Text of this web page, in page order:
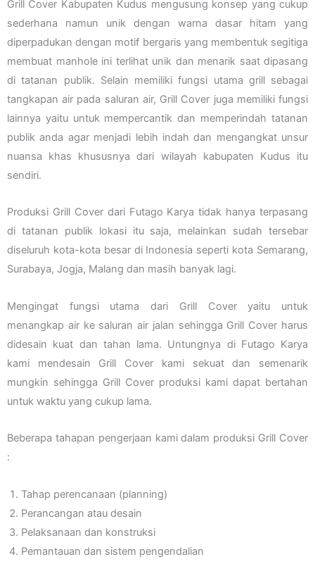
Grill Cover Kabupaten Kudus mengusung konsep yang cukup
sederhana namun unik dengan warna dasar hitam yang
diperpadukan dengan motif bergaris yang membentuk segitiga
membuat manhole ini terlihat unik dan menarik saat dipasang
di tatanan publik. Selain memiliki fungsi utama grill sebagai
tangkapan air pada saluran air, Grill Cover juga memiliki fungsi
lainnya yaitu untuk mempercantik dan memperindah tatanan
publik anda agar menjadi lebih indah dan mengangkat unsur
nuansa khas khususnya dari wilayah kabupaten Kudus itu
sendiri.
Produksi Grill Cover dari Futago Karya tidak hanya terpasang
di tatanan publik lokasi itu saja, melainkan sudah tersebar
diseluruh kota-kota besar di Indonesia seperti kota Semarang,
Surabaya, Jogja, Malang dan masih banyak lagi.
Mengingat fungsi utama dari Grill Cover yaitu untuk
menangkap air ke saluran air jalan sehingga Grill Cover harus
didesain kuat dan tahan lama. Untungnya di Futago Karya
kami mendesain Grill Cover kami sekuat dan semenarik
mungkin sehingga Grill Cover produksi kami dapat bertahan
untuk waktu yang cukup lama.
Beberapa tahapan pengerjaan kami dalam produksi Grill Cover
:
Tahap perencanaan (planning)
Perancangan atau desain
Pelaksanaan dan konstruksi
Pemantauan dan sistem pengendalian